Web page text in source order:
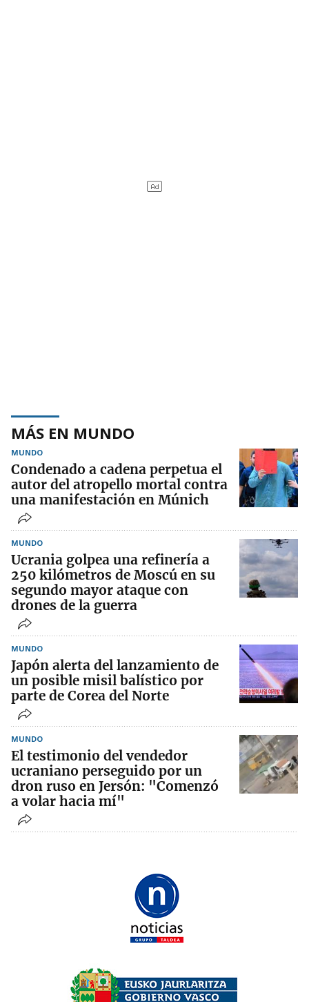
MÁS EN MUNDO
MUNDO
Condenado a cadena perpetua el
autor del atropello mortal contra
una manifestación en Múnich
MUNDO
Ucrania golpea una refinería a
250 kilómetros de Moscú en su
segundo mayor ataque con
drones de la guerra
MUNDO
Japón alerta del lanzamiento de
un posible misil balístico por
parte de Corea del Norte
MUNDO
El testimonio del vendedor
ucraniano perseguido por un
dron ruso en Jersón: "Comenzó
a volar hacia mí"